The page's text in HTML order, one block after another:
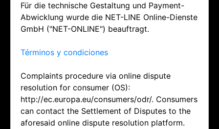
Für die technische Gestaltung und Payment-
Abwicklung wurde die NET-LINE Online-Dienste
GmbH ("NET-ONLINE") beauftragt.
Términos y condiciones
Complaints procedure via online dispute
resolution for consumer (OS):
http://ec.europa.eu/consumers/odr/. Consumers
can contact the Settlement of Disputes to the
aforesaid online dispute resolution platform.